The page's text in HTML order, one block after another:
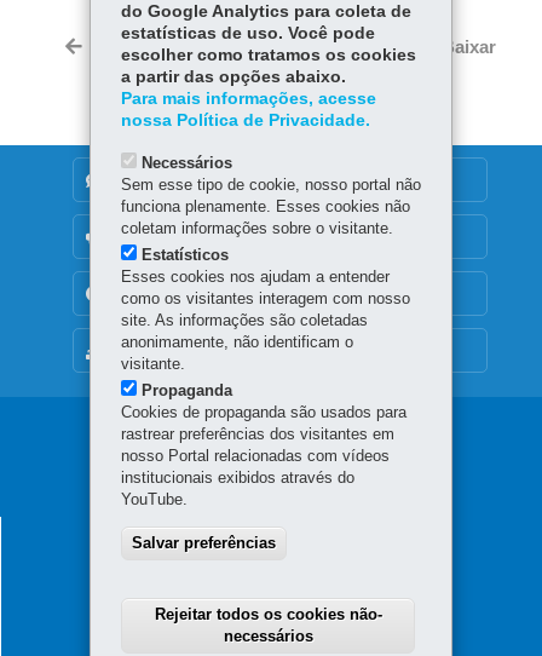
ce
bo
ok
Tw
itt
er
ha
ts
p
Início Imprimir Baixar
MAPA DO SITE
DENUNCIE CORRUPÇÃO
OUVIDORIA
TRANSPARÊNCIA INSTITUCIONAL
Navegação
Principal
SESASECRETARIA DA SAÚDE
41 3330-4300
Horário de atendimento: 8h30 a 12h e 13h30 a 18h
do Google Analytics para coleta de
estatísticas de uso. Você pode
escolher como tratamos os cookies
a partir das opções abaixo.
Para mais informações, acesse
nossa Política de Privacidade.
Necessários
Sem esse tipo de cookie, nosso portal não
funciona plenamente. Esses cookies não
coletam informações sobre o visitante.
Estatísticos
Esses cookies nos ajudam a entender
como os visitantes interagem com nosso
site. As informações são coletadas
anonimamente, não identificam o
visitante.
Propaganda
Cookies de propaganda são usados para
rastrear preferências dos visitantes em
nosso Portal relacionadas com vídeos
institucionais exibidos através do
YouTube.
Salvar preferências
Rejeitar todos os cookies não-
necessários